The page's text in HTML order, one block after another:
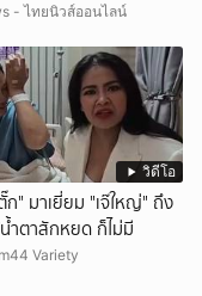
- ไทยนิวส์ออนไลน์
วิดีโอ
ก" มาเยี่ยม "เจ๊ใหญ่" ถึง
ำตาสักหยด ก็ไม่มี
Variety